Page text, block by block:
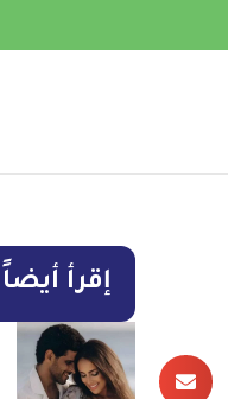
إقرأ أيضاً